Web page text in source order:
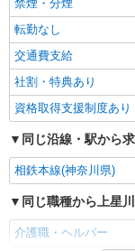
当
線「和
キープ
職業紹介
株式会社kotrio /●YK-
サ
善
キープ
禁煙・分煙
転勤なし
交通費支給
社割・特典あり
資格取得支援制度あり
同じ沿線・駅から
相鉄本線(神奈川県)
同じ職種から上星
介護職・ヘルパー